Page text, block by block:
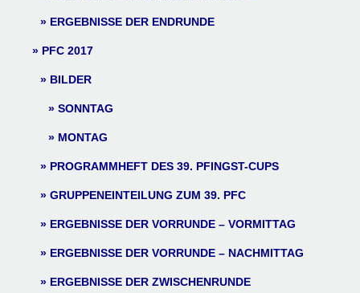
ERGEBNISSE DER ENDRUNDE
PFC 2017
BILDER
SONNTAG
MONTAG
PROGRAMMHEFT DES 39. PFINGST-CUPS
GRUPPENEINTEILUNG ZUM 39. PFC
ERGEBNISSE DER VORRUNDE – VORMITTAG
ERGEBNISSE DER VORRUNDE – NACHMITTAG
ERGEBNISSE DER ZWISCHENRUNDE